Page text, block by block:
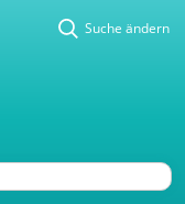
Suche ändern